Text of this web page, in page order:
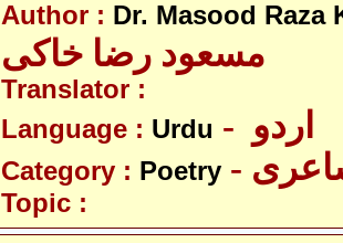
Author : Dr. Masood Raza
مسعود رضا خاکی
Translator :
Language : Urdu
Category : Poetry
Topic :